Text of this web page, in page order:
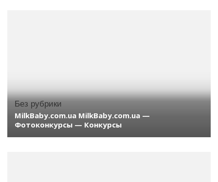
Без рубрики
MilkBaby.com.ua MilkBaby.com.ua —
Фотоконкурсы — Конкурсы